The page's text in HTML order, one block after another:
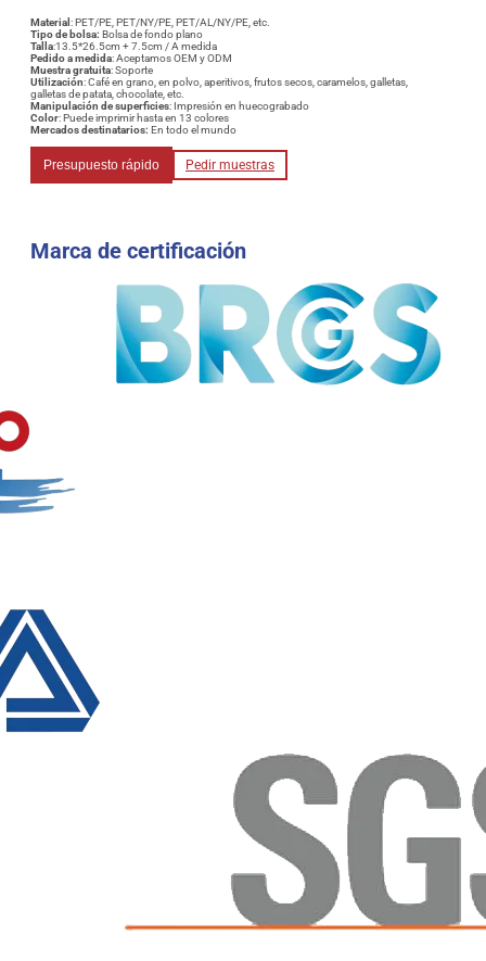
Material : PET/PE, PET/NY/PE, PET/AL/NY/PE, etc.
Tipo de bolsa: Bolsa de fondo plano
Talla:13.5*26.5cm + 7.5cm / A medida
Pedido a medida: Aceptamos OEM y ODM
Muestra gratuita: Soporte
Utilización: Café en grano, en polvo, aperitivos, frutos secos, caramelos, galletas,
galletas de patata, chocolate, etc.
Manipulación de superficies: Impresión en huecograbado
Color: Puede imprimir hasta en 13 colores
Mercados destinatarios: En todo el mundo
Presupuesto rápido Pedir muestras
Marca de certificación